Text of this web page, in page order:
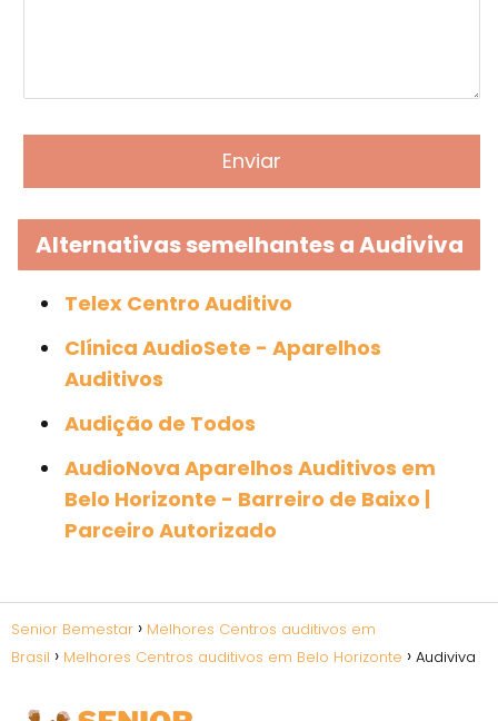
Alternativas semelhantes a Audiviva
Telex Centro Auditivo
Clínica AudioSete - Aparelhos
Auditivos
Audição de Todos
AudioNova Aparelhos Auditivos em
Belo Horizonte - Barreiro de Baixo |
Parceiro Autorizado
Senior Bemestar
Melhores Centros auditivos em
Brasil
Melhores Centros auditivos em Belo Horizonte Audiviva